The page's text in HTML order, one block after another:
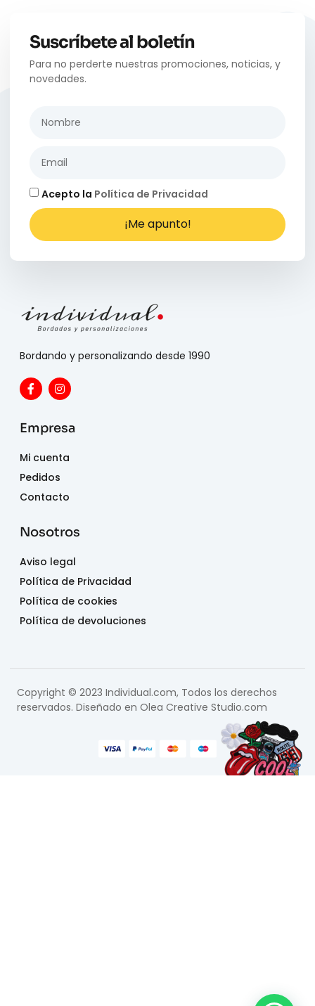
Suscríbete al boletín
Para no perderte nuestras promociones, noticias, y
novedades.
Acepto la Política de Privacidad
¡Me apunto!
Bordando y personalizando desde 1990
Empresa
Mi cuenta
Pedidos
Contacto
Nosotros
Aviso legal
Política de Privacidad
Política de cookies
Política de devoluciones
Copyright © 2023 Individual.com, Todos los derechos
reservados. Diseñado en Olea Creative Studio.com